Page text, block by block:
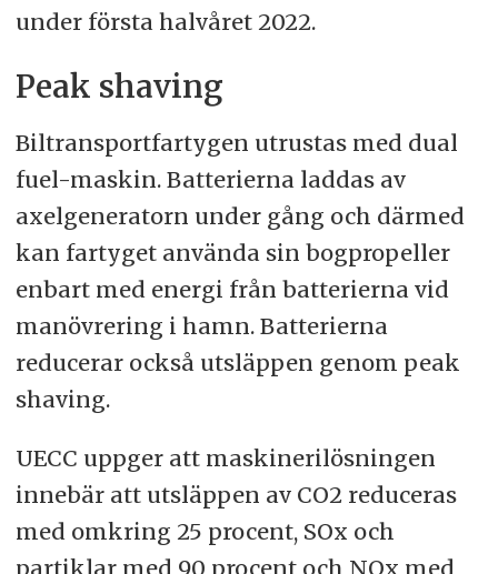
under första halvåret 2022.
Peak shaving
Biltransportfartygen utrustas med dual
fuel-maskin. Batterierna laddas av
axelgeneratorn under gång och därmed
kan fartyget använda sin bogpropeller
enbart med energi från batterierna vid
manövrering i hamn. Batterierna
reducerar också utsläppen genom peak
shaving.
UECC uppger att maskinerilösningen
innebär att utsläppen av CO2 reduceras
med omkring 25 procent, SOx och
partiklar med 90 procent och NOx med